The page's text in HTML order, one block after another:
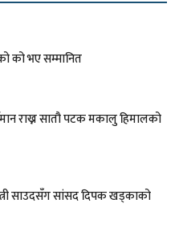
को भए सम्मानित
राख्न सातौ पटक मकालु हिमालको
साउदसँग सांसद दिपक खड्काको